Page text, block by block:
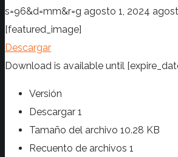
s=96&d=mm&r=g agosto 1, 2024
[featured_image]
Descargar
Download is available until
Versión
Descargar 1
Tamaño del archivo 10.28 KB
Recuento de archivos 1